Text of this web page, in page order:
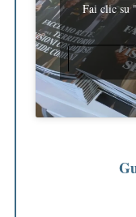
Fai clic su